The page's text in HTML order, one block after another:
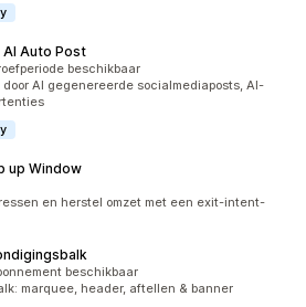
AI Auto Post
beschikbaar
AI gegenereerde socialmediaposts, AI-
up Window
en herstel omzet met een exit-intent-
beschikbaar
marquee, header, aftellen & banner